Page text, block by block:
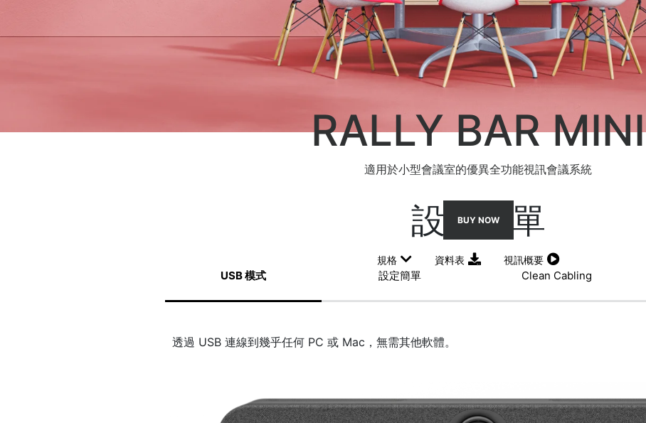
RALLY BAR MINI
適用於小型會議室的優異全功能視訊會議系統
BUY NOW
規格 資料表 視訊概要
設定簡單
USB 模式 設定簡單 Clean Cabling
透過 USB 連線到幾乎任何 PC 或 Mac，無需其他軟體。